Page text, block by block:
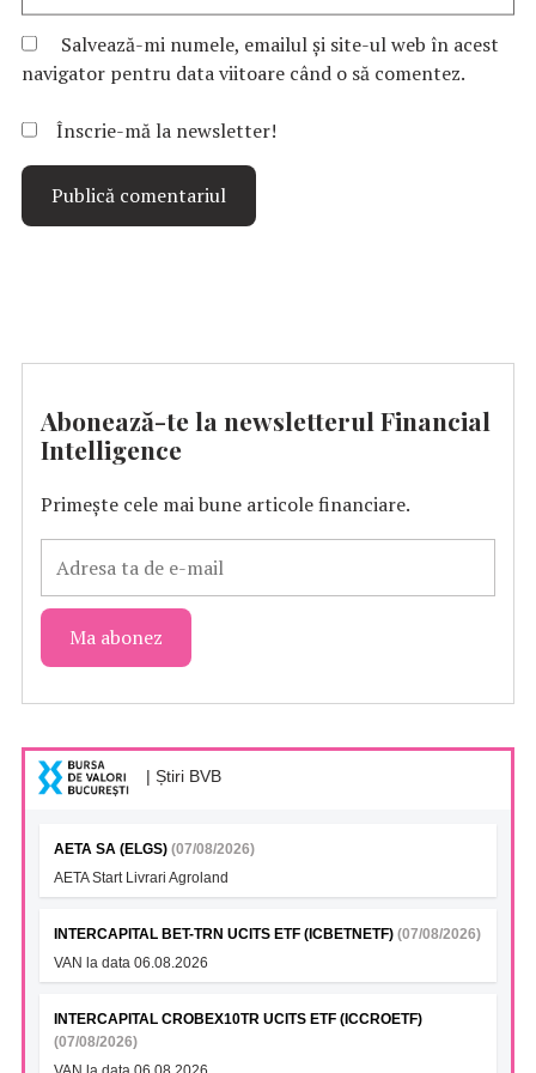
Salvează-mi numele, emailul și site-ul web în acest
navigator pentru data viitoare când o să comentez.
Înscrie-mă la newsletter!
Abonează-te la newsletterul Financial
Intelligence
Primește cele mai bune articole financiare.
| Știri BVB
AETA SA (ELGS) (07/08/2026)
AETA Start Livrari Agroland
INTERCAPITAL BET-TRN UCITS ETF (ICBETNETF) (07/08/2026)
VAN la data 06.08.2026
INTERCAPITAL CROBEX10TR UCITS ETF (ICCROETF)
(07/08/2026)